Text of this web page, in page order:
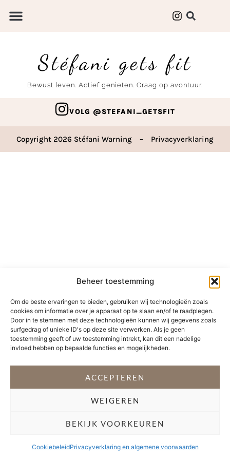
Beheer toestemming
Om de beste ervaringen te bieden, gebruiken wij technologieën zoals
cookies om informatie over je apparaat op te slaan en/of te raadplegen.
Door in te stemmen met deze technologieën kunnen wij gegevens zoals
surfgedrag of unieke ID's op deze site verwerken. Als je geen
toestemming geeft of uw toestemming intrekt, kan dit een nadelige
invloed hebben op bepaalde functies en mogelijkheden.
ACCEPTEREN
WEIGEREN
BEKIJK VOORKEUREN
CookiebeleidPrivacyverklaring en algemene voorwaarden
Stéfani gets fit
Bewust leven. Actief genieten. Graag op avontuur.
VOLG @STEFANI_GETSFIT
Copyright 2026 Stéfani Warning – Privacyverklaring